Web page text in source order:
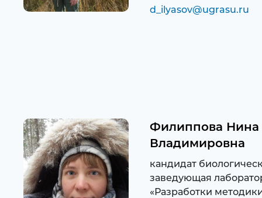
d_ilyasov@ugrasu.ru
Филиппова Нина
Владимировна
кандидат
заведующая
«Разработки